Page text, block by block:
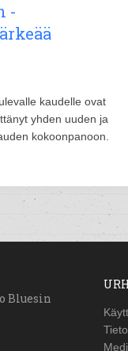
-
kaudelle ovat
yhden uuden ja
kokoonpanoon.
Bluesin